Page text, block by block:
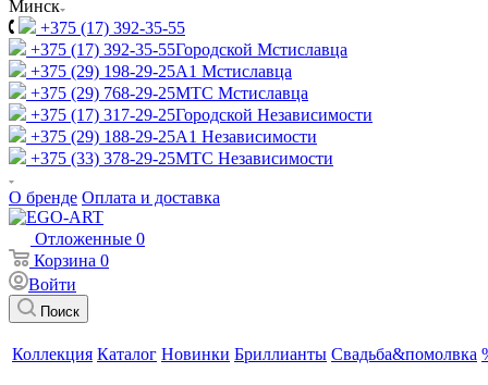
Минск
+375 (17) 392-35-55
+375 (17) 392-35-55Городской Мстиславца
+375 (29) 198-29-25A1 Мстиславца
+375 (29) 768-29-25МТС Мстиславца
+375 (17) 317-29-25Городской Независимости
+375 (29) 188-29-25A1 Независимости
+375 (33) 378-29-25МТС Независимости
О бренде Оплата и доставка
Отложенные 0
Корзина 0
Войти
Поиск
Коллекция Каталог Новинки Бриллианты Свадьба&помолвка